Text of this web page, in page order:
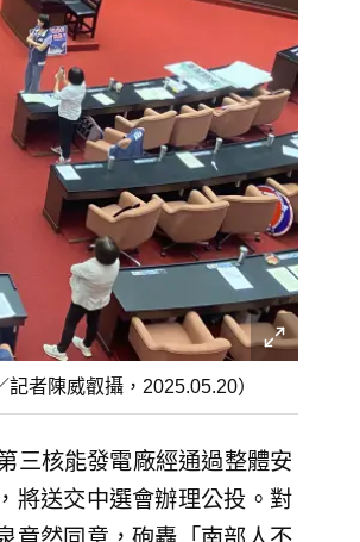
者陳威叡攝，2025.05.20）
三核能發電廠經通過整體安
將送交中選會辦理公投。對